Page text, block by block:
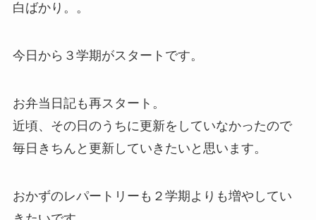
白ばかり。。
今日から３学期がスタートです。
お弁当日記も再スタート。
近頃、その日のうちに更新をしていなかったので
毎日きちんと更新していきたいと思います。
おかずのレパートリーも２学期よりも増やしてい